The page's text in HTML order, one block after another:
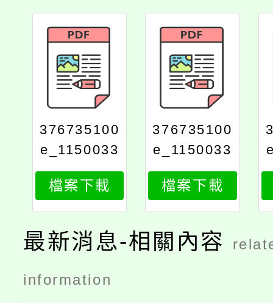
376735100
e_1150033
983_attach
3
檔案下載
376735100
e_1150033
983_attach
2
檔案下載
最新消息-相關內容
information